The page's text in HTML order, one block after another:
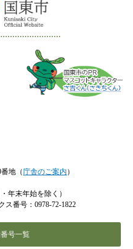
地（庁舎のご案内 ）
年末年始を除く）
ス番号：0978-72-1822
号一覧